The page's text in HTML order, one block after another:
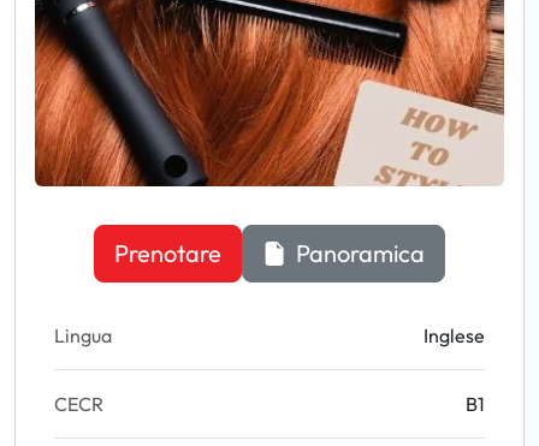
Prenotare Panoramica
Lingua Inglese
CECR B1